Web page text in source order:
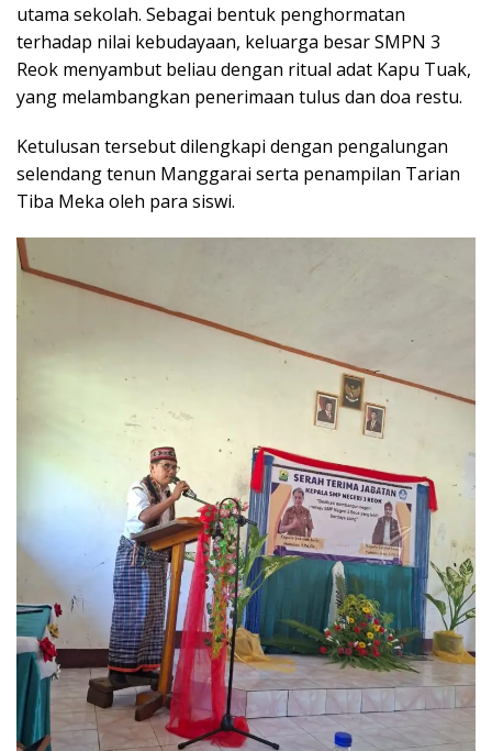
utama sekolah. Sebagai bentuk penghormatan
terhadap nilai kebudayaan, keluarga besar SMPN 3
Reok menyambut beliau dengan ritual adat Kapu Tuak,
yang melambangkan penerimaan tulus dan doa restu.
Ketulusan tersebut dilengkapi dengan pengalungan
selendang tenun Manggarai serta penampilan Tarian
Tiba Meka oleh para siswi.